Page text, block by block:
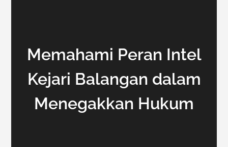
Memahami Peran Intel
Kejari Balangan dalam
Menegakkan Hukum